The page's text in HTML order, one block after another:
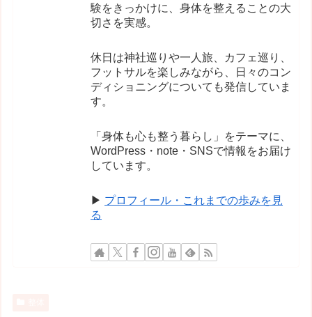
験をきっかけに、身体を整えることの大
切さを実感。
休日は神社巡りや一人旅、カフェ巡り、
フットサルを楽しみながら、日々のコン
ディショニングについても発信していま
す。
「身体も心も整う暮らし」をテーマに、
WordPress・note・SNSで情報をお届け
しています。
▶ プロフィール・これまでの歩みを見
る